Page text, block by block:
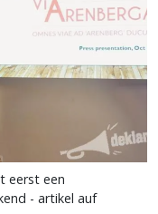
eerst een
- artikel auf